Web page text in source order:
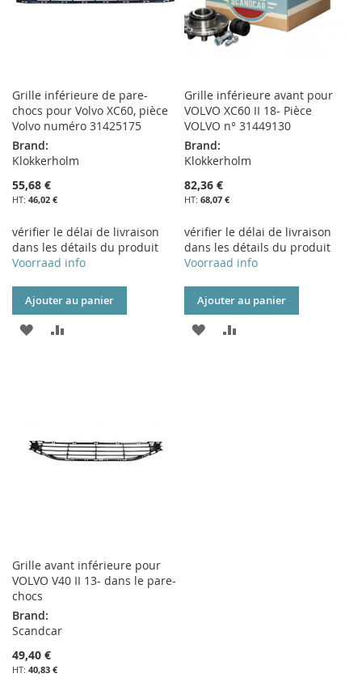
Grille inférieure de pare-
chocs pour Volvo XC60, pièce
Volvo numéro 31425175
Brand:
Klokkerholm
55,68 €
46,02 €
vérifier le délai de livraison
dans les détails du produit
Voorraad info
Ajouter au panier
AJOUTER
D’ENVIE
Grille inférieure avant pour
VOLVO XC60 II 18- Pièce
VOLVO n° 31449130
Brand:
Klokkerholm
82,36 €
68,07 €
vérifier le délai de livraison
dans les détails du produit
Voorraad info
Ajouter au panier
AJOUTER
Grille avant inférieure pour
VOLVO V40 II 13- dans le pare-
chocs
Brand:
Scandcar
49,40 €
40,83 €